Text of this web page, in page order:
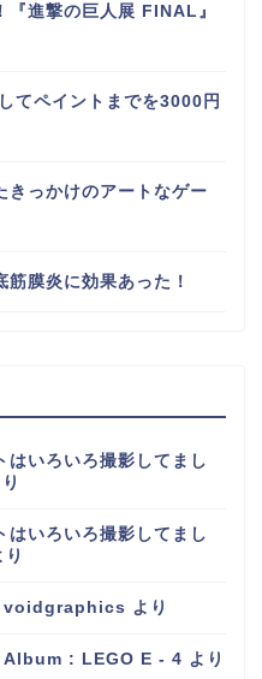
『進撃の巨人展 FINAL』
てペイントまでを3000円
きっかけのアートなゲー
膜炎に効果あった！
はいろいろ撮影してまし
はいろいろ撮影してまし
り
voidgraphics より
Album : LEGO E - 4 より